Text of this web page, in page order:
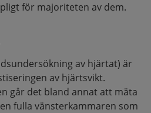
för majoriteten av dem.
av hjärtat) är
av hjärtsvikt.
går det bland annat att mäta
fulla vänsterkammaren som